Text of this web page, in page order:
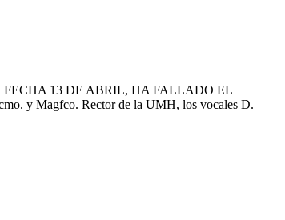
13 DE ABRIL, HA FALLADO EL
y Magfco. Rector de la UMH, los vocales D.